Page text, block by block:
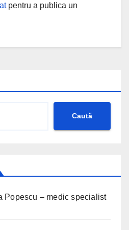
pentru a publica un
Caută
Popescu – medic specialist